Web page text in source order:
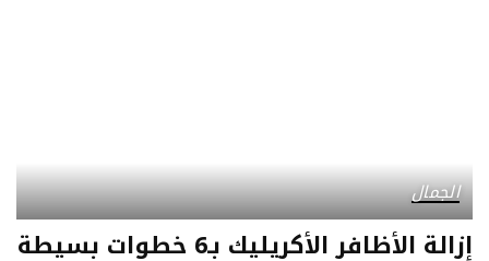
الجمال
إزالة الأظافر الأكريليك بـ6 خطوات بسيطة